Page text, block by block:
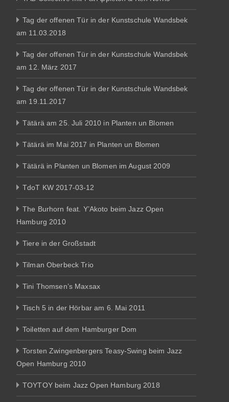
Tag der offenen Tür in der Kunstschule Wandsbek
am 11.03.2018
Tag der offenen Tür in der Kunstschule Wandsbek
am 12. März 2017
Tag der offenen Tür in der Kunstschule Wandsbek
am 19.11.2017
Tätärä am 25. Juli 2010 in Planten un Blomen
Tätärä im Mai 2017 in Planten un Blomen
Tätärä in Planten un Blomen im August 2009
TdoT KW 2017-03-12
The Burhorn feat. Y’Akoto beim Jazz Open
Hamburg 2010
Tiere in der Großstadt
Tilman Oberbeck Trio
Tini Thomsen’s Maxsax
Tisch 5 in der Hörbar am 6. Mai 2011
Toiletten auf dem Hamburger Dom
Torsten Zwingenbergers Teasy-Swing beim Jazz
Open Hamburg 2010
TOYTOY beim Jazz Open Hamburg 2018